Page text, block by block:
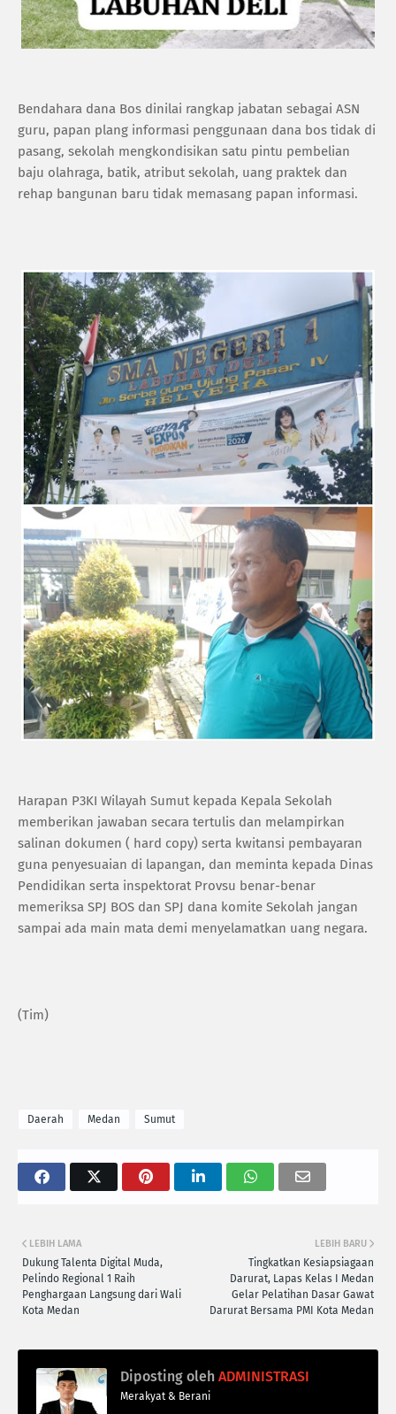
‎Bendahara dana Bos dinilai rangkap jabatan sebagai ASN
guru, papan plang informasi penggunaan dana bos tidak di
pasang, sekolah mengkondisikan satu pintu pembelian
baju olahraga, batik, atribut sekolah, uang praktek dan
rehap bangunan baru tidak memasang papan informasi.
‎Harapan P3KI Wilayah Sumut kepada Kepala Sekolah
memberikan jawaban secara tertulis dan melampirkan
salinan dokumen ( hard copy) serta kwitansi pembayaran
guna penyesuaian di lapangan, dan meminta kepada Dinas
Pendidikan serta inspektorat Provsu benar-benar
memeriksa SPJ BOS dan SPJ dana komite Sekolah jangan
sampai ada main mata demi menyelamatkan uang negara.
(‎Tim)
Daerah Medan Sumut
LEBIH BARU
Tingkatkan Kesiapsiagaan
Darurat, Lapas Kelas I Medan
Gelar Pelatihan Dasar Gawat
Darurat Bersama PMI Kota Medan
LEBIH LAMA
Dukung Talenta Digital Muda,
Pelindo Regional 1 Raih
Penghargaan Langsung dari Wali
Kota Medan
Diposting oleh ADMINISTRASI
Merakyat & Berani